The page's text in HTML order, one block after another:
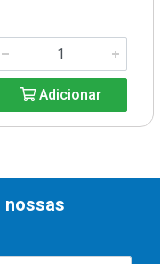
Adicionar
nossas